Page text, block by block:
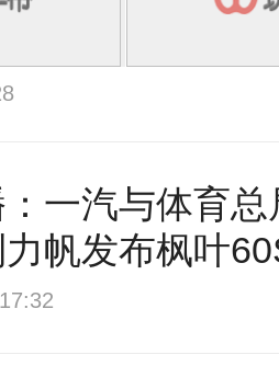
一汽与体育总
帆发布枫叶